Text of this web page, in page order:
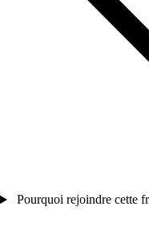
Pourquoi rejoindre cette